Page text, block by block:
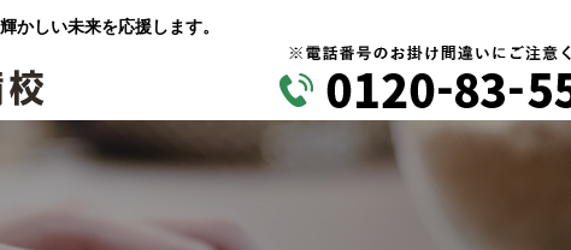
かしい未来を応援します。